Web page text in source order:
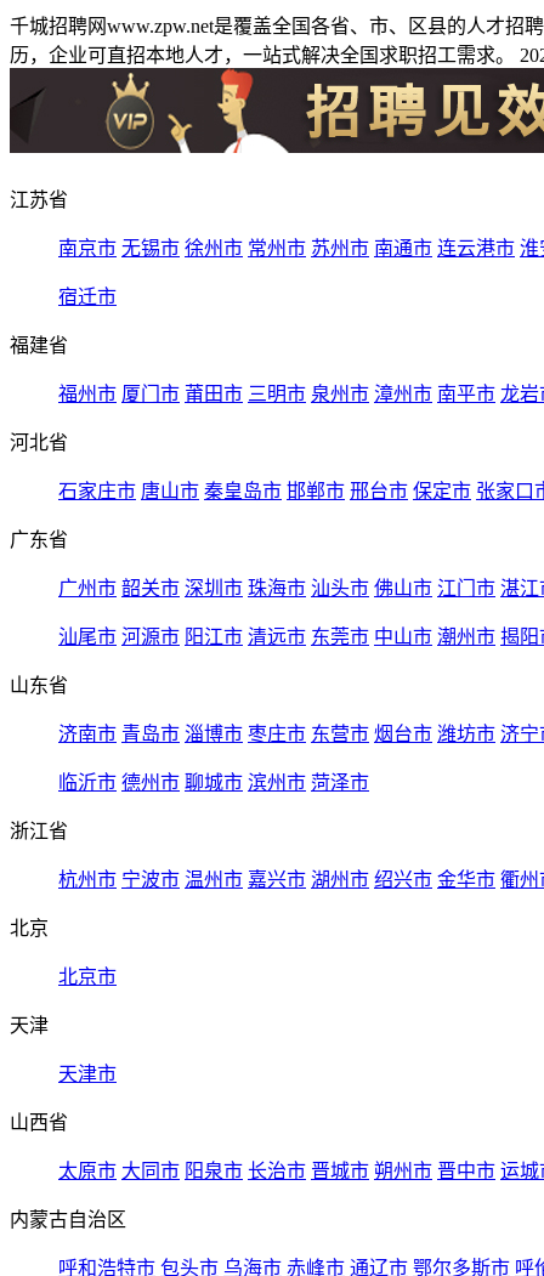
千城招聘网www.zpw.net是覆盖全国各省、市、区县的人才
历，企业可直招本地人才，一站式解决全国求职招工需求。
江苏省
南京市 无锡市 徐州市 常州市 苏州市 南通市 连云港市 淮
宿迁市
福建省
福州市 厦门市 莆田市 三明市 泉州市 漳州市 南平市 龙岩
河北省
石家庄市 唐山市 秦皇岛市 邯郸市 邢台市 保定市 张家口
广东省
广州市 韶关市 深圳市 珠海市 汕头市 佛山市 江门市 湛江
汕尾市 河源市 阳江市 清远市 东莞市 中山市 潮州市 揭阳
山东省
济南市 青岛市 淄博市 枣庄市 东营市 烟台市 潍坊市 济宁
临沂市 德州市 聊城市 滨州市 菏泽市
浙江省
杭州市 宁波市 温州市 嘉兴市 湖州市 绍兴市 金华市 衢州
北京
北京市
天津
天津市
山西省
太原市 大同市 阳泉市 长治市 晋城市 朔州市 晋中市 运城
内蒙古自治区
呼和浩特市 包头市 乌海市 赤峰市 通辽市 鄂尔多斯市 呼